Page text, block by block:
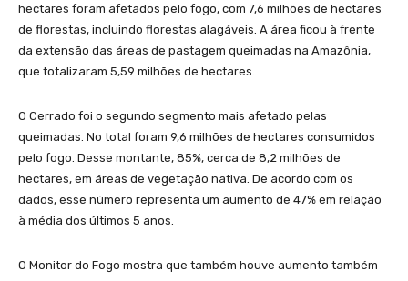
hectares foram afetados pelo fogo, com 7,6 milhões de hectares
de florestas, incluindo florestas alagáveis. A área ficou à frente
da extensão das áreas de pastagem queimadas na Amazônia,
que totalizaram 5,59 milhões de hectares.
O Cerrado foi o segundo segmento mais afetado pelas
queimadas. No total foram 9,6 milhões de hectares consumidos
pelo fogo. Desse montante, 85%, cerca de 8,2 milhões de
hectares, em áreas de vegetação nativa. De acordo com os
dados, esse número representa um aumento de 47% em relação
à média dos últimos 5 anos.
O Monitor do Fogo mostra que também houve aumento também